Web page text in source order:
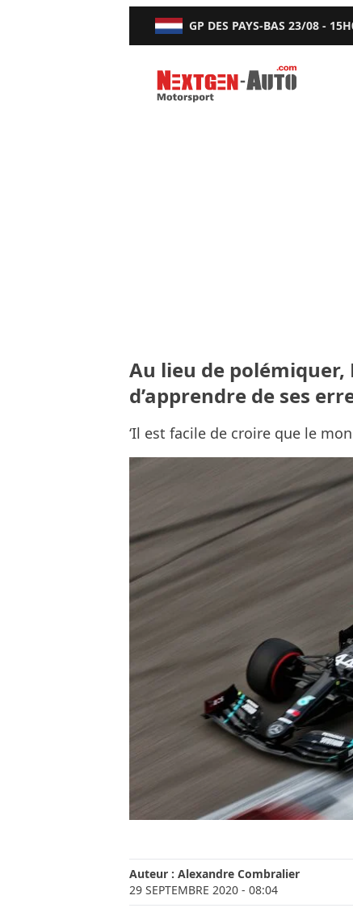
GP DES PAYS-BAS 23/08 -
Nextgen-Auto.com
Au lieu de
d’apprendre de ses
‘Il est facile de croire que le
Auteur : Alexandre Combralier
29 SEPTEMBRE 2020 - 08:04